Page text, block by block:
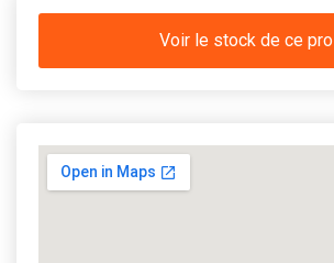
Voir le stock de ce pro